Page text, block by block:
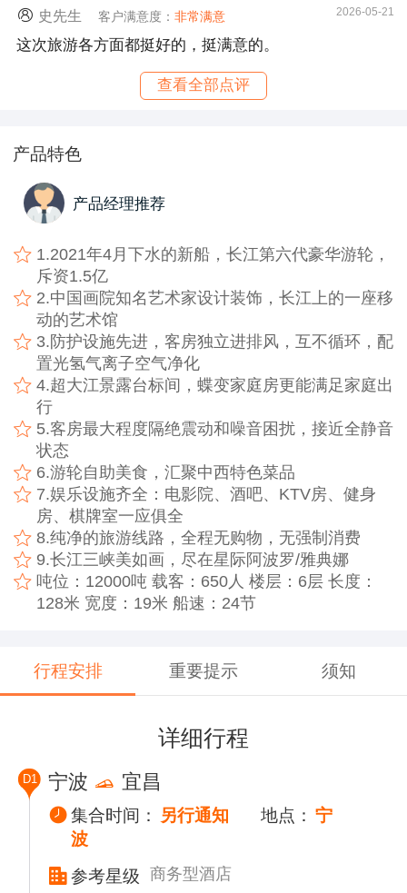
史先生 客户满意度：非常满意 2026-05-21
这次旅游各方面都挺好的，挺满意的。
查看全部点评
产品特色
产品经理推荐
1.2021年4月下水的新船，长江第六代豪华游轮，
斥资1.5亿
2.中国画院知名艺术家设计装饰，长江上的一座移
动的艺术馆
3.防护设施先进，客房独立进排风，互不循环，配
置光氢气离子空气净化
4.超大江景露台标间，蝶变家庭房更能满足家庭出
行
5.客房最大程度隔绝震动和噪音困扰，接近全静音
状态
6.游轮自助美食，汇聚中西特色菜品
7.娱乐设施齐全：电影院、酒吧、KTV房、健身
房、棋牌室一应俱全
8.纯净的旅游线路，全程无购物，无强制消费
9.长江三峡美如画，尽在星际阿波罗/雅典娜
吨位：12000吨 载客：650人 楼层：6层 长度：
128米 宽度：19米 船速：24节
行程安排 重要提示 须知
详细行程
D1 宁波 宜昌
集合时间： 另行通知 地点： 宁
波
参考星级
商务型酒店